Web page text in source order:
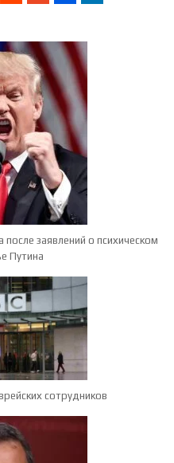
заявлений о психическом
Путина
сотрудников